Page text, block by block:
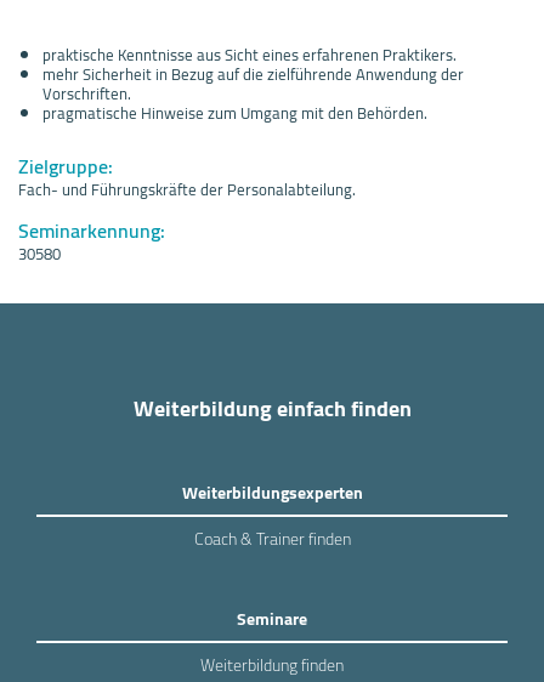
praktische Kenntnisse aus Sicht eines erfahrenen Praktikers.
mehr Sicherheit in Bezug auf die zielführende Anwendung der
Vorschriften.
pragmatische Hinweise zum Umgang mit den Behörden.
Zielgruppe:
Fach- und Führungskräfte der Personalabteilung.
Seminarkennung:
30580
Weiterbildung einfach finden
Weiterbildungsexperten
Coach & Trainer finden
Seminare
Weiterbildung finden